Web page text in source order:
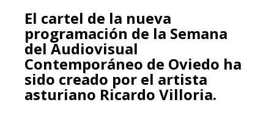
El cartel de la nueva
programación de la Semana
del Audiovisual
Contemporáneo de Oviedo ha
sido creado por el artista
asturiano Ricardo Villoria.